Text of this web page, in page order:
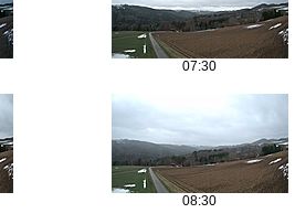
07:30
08:30